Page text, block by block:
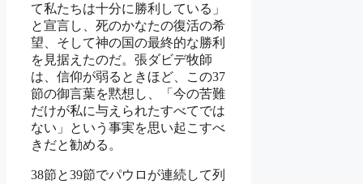
て私たちは十分に勝利している」
と宣言し、死のかなたの復活の希
望、そして神の国の最終的な勝利
を見据えたのだ。張ダビデ牧師
は、信仰が弱るときほど、この37
節の御言葉を黙想し、「今の苦難
だけが私に与えられたすべてでは
ない」という事実を思い起こすべ
きだと勧める。
38節と39節でパウロが連続して列